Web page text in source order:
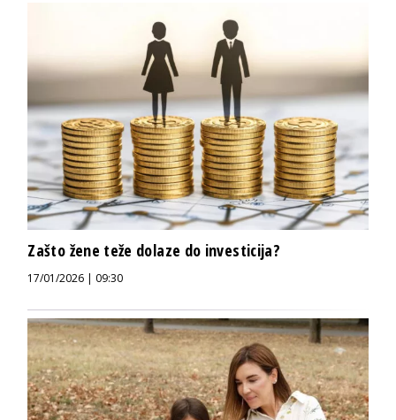
Zašto žene teže dolaze do investicija?
17/01/2026 | 09:30